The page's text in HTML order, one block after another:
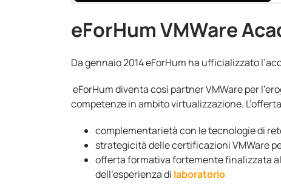
eForHum VMWare
Da gennaio 2014 eForHum ha ufficializzato
eForHum diventa così partner VMWare per
competenze in ambito virtualizzazione.
complementarietà con le tecnologie di
strategicità delle certificazioni VMWare
offerta formativa fortemente finalizzata
dell’esperienza di laboratorio